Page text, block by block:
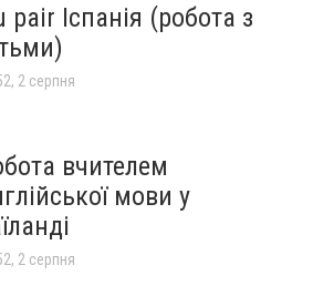
pair Іспанія (робота з
2 серпня
вчителем
мови у
2 серпня